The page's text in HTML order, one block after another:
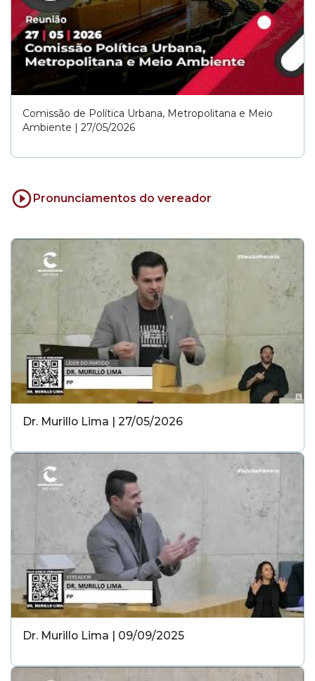
Comissão de Política Urbana, Metropolitana e Meio
Ambiente | 27/05/2026
Pronunciamentos do vereador
Dr. Murillo Lima | 27/05/2026
Dr. Murillo Lima | 09/09/2025